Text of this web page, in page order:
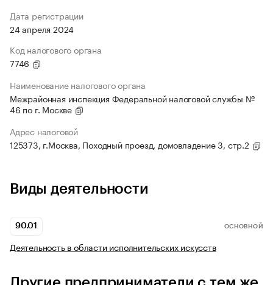
Дата регистрации
24 апреля 2024
Код налогового органа
7746
Наименование налогового органа
Межрайонная инспекция Федеральной налоговой службы №
46 по г. Москве
Адрес налоговой
125373, г.Москва, Походный проезд, домовладение 3, стр.2
Виды деятельности
90.01 ОСНОВНОЙ
Деятельность в области исполнительских искусств